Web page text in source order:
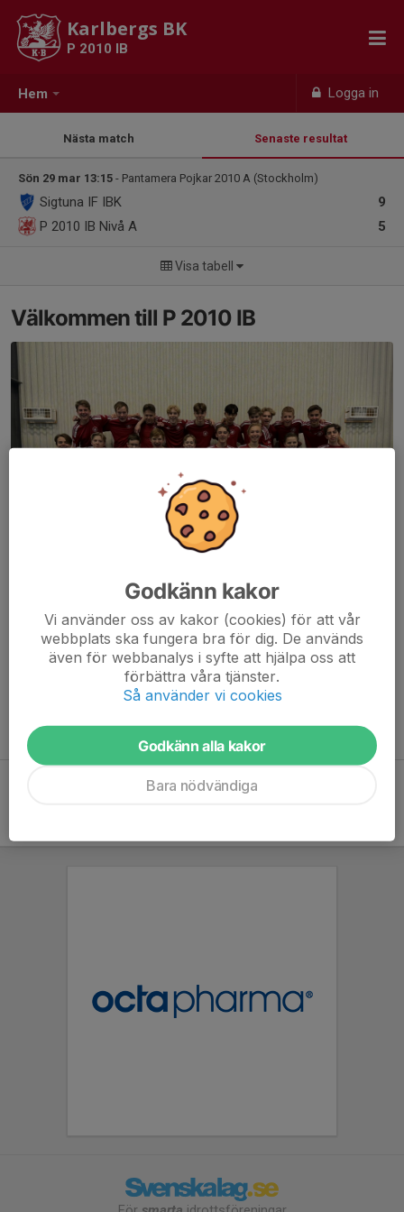
Hem Logga in
Karlbergs BK
P 2010 IB
Nästa match Senaste resultat
Sön 29 mar 13:15 - Pantamera Pojkar 2010 A (Stockholm)
9
Sigtuna IF IBK
5
P 2010 IB Nivå A
Visa tabell
Välkommen till P 2010 IB
Välkommen till P 2010 IB, en ambitiös grupp i Karlbergs BK.
Truppen består av 30-talet spelare och vi spelar i tre serier,
-P2009 B
Godkänn kakor
Vi använder oss av kakor (cookies) för att vår
webbplats ska fungera bra för dig. De används
även för webbanalys i syfte att hjälpa oss att
förbättra våra tjänster.
Så använder vi cookies
Godkänn alla kakor
Bara nödvändiga